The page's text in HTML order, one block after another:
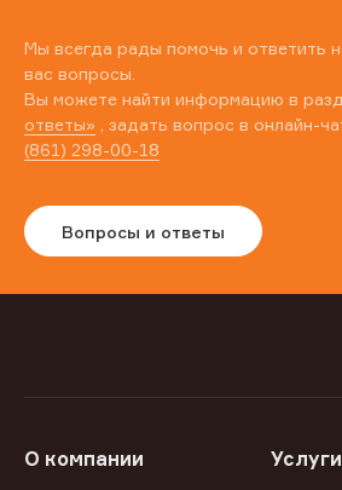
Мы всегда рады помочь и ответить
вас вопросы.
Вы можете найти информацию в
ответы» , задать вопрос в онлайн-
(861) 298-00-18
Вопросы и ответы
О компании Услуги